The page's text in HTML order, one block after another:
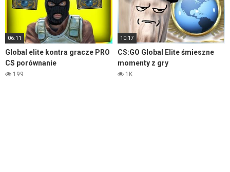
06:11
Global elite kontra gracze PRO
CS porównanie
199
10:17
CS:GO Global Elite śmieszne
momenty z gry
1K